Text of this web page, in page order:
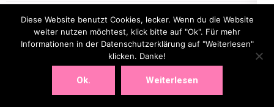
Diese Website benutzt Cookies, lecker. Wenn du die Website
weiter nutzen möchtest, klick bitte auf "Ok". Für mehr
Informationen in der Datenschutzerklärung auf "Weiterlesen"
klicken. Danke!
Ok. Weiterlesen